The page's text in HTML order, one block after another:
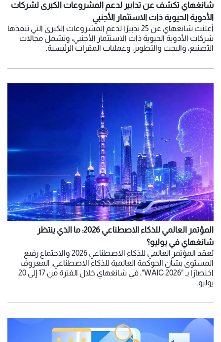
شانغهاي تكشف عن تدابير لدعم المشروعات الكبرى لشركات
الأدوية الحيوية ذات الاستثمار الأجنبي
أعلنت شانغهاي عن 25 تدبيرًا لدعم المشروعات الكبرى التي تنفذها
شركات الأدوية الحيوية ذات الاستثمار الأجنبي، وتشمل مجالات
التصنيع، والبحث والتطوير، وعمليات المقرات الرئيسية.
المؤتمر العالمي للذكاء الاصطناعي 2026: ما الذي ينتظر
شانغهاي في يوليو؟
يُعقد المؤتمر العالمي للذكاء الاصطناعي 2026 والاجتماع رفيع
المستوى بشأن الحوكمة العالمية للذكاء الاصطناعي، المعروف
اختصارًا بـ "WAIC 2026"، في شانغهاي خلال الفترة من 17 إلى 20
يوليو.